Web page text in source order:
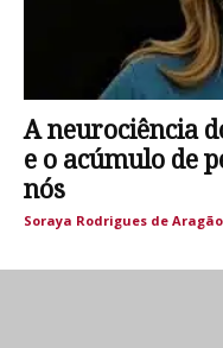
A neurociência
e o acúmulo de
nós
Soraya Rodrigues de Aragão